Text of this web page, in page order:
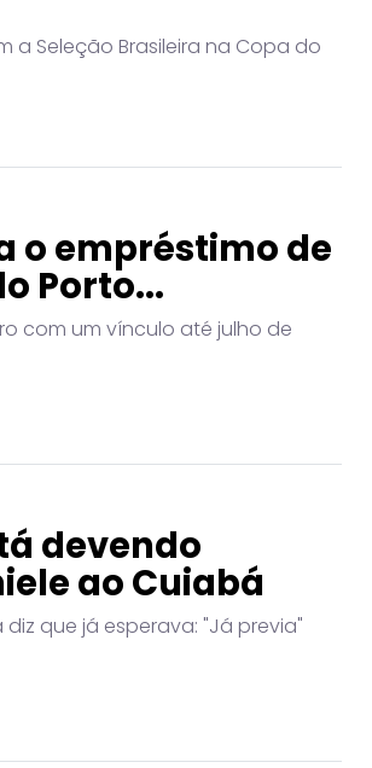
a Seleção Brasileira na Copa do
o empréstimo de
Porto...
com um vínculo até julho de
devendo
ao Cuiabá
que já esperava: "Já previa"